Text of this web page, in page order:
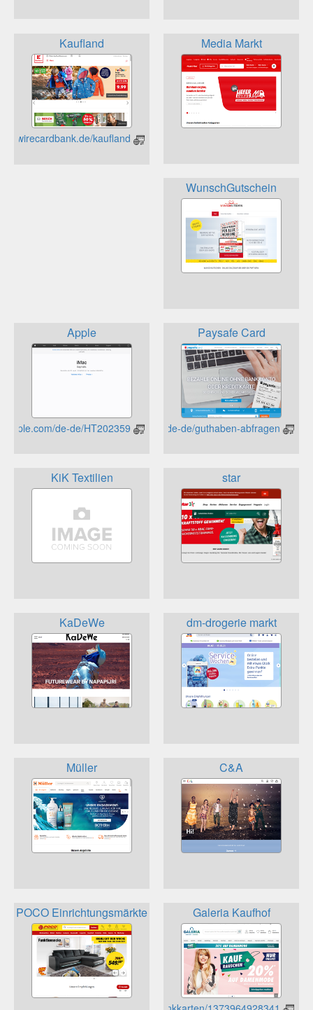
Kaufland Media Markt
WunschGutschein
Apple Paysafe Card
KiK Textilien star
KaDeWe dm-drogerie markt
Müller C&A
POCO Einrichtungsmärkte Galeria Kaufhof